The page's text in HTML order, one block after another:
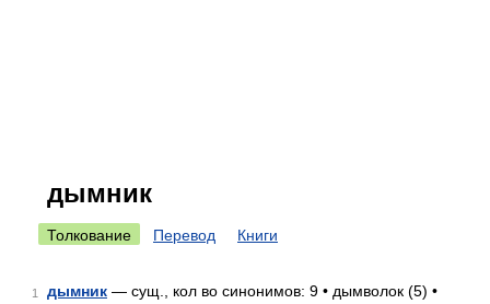
дымник
Толкование Перевод Книги
1 дымник — сущ., кол во синонимов: 9 • дымволок (5) •